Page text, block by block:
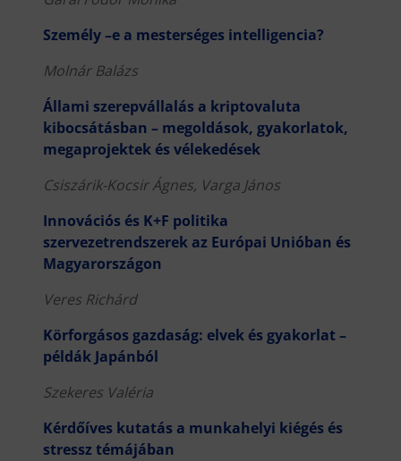
Személy –e a mesterséges intelligencia?
Molnár Balázs
Állami szerepvállalás a kriptovaluta
kibocsátásban – megoldások, gyakorlatok,
megaprojektek és vélekedések
Csiszárik-Kocsir Ágnes, Varga János
Innovációs és K+F politika
szervezetrendszerek az Európai Unióban és
Magyarországon
Veres Richárd
Körforgásos gazdaság: elvek és gyakorlat –
példák Japánból
Szekeres Valéria
Kérdőíves kutatás a munkahelyi kiégés és
stressz témájában